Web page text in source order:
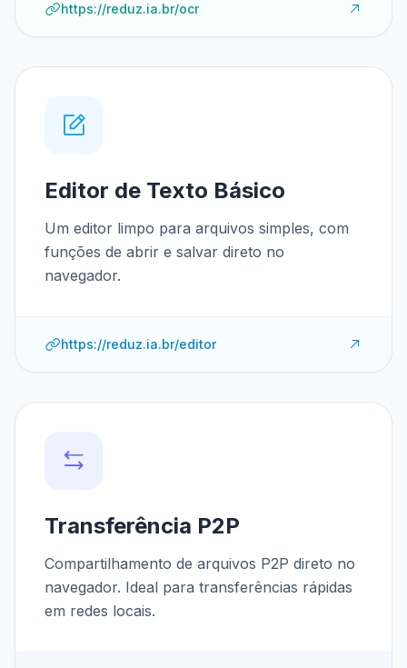
https://reduz.ia.br/ocr
Editor de Texto Básico
Um editor limpo para arquivos simples, com
funções de abrir e salvar direto no
navegador.
https://reduz.ia.br/editor
Transferência P2P
Compartilhamento de arquivos P2P direto no
navegador. Ideal para transferências rápidas
em redes locais.